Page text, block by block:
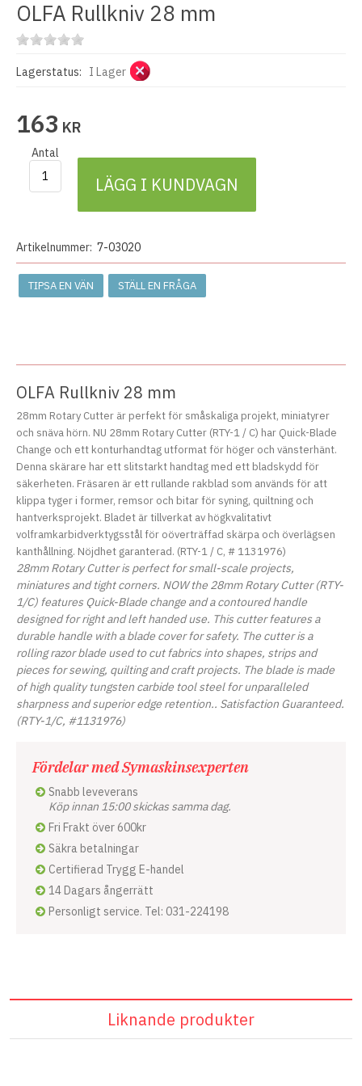
OLFA Rullkniv 28 mm
Lagerstatus: I Lager
163 KR
Antal
LÄGG I KUNDVAGN
Artikelnummer: 7-03020
TIPSA EN VÄN STÄLL EN FRÅGA
OLFA Rullkniv 28 mm
28mm Rotary Cutter är perfekt för småskaliga projekt, miniatyrer
och snäva hörn. NU 28mm Rotary Cutter (RTY-1 / C) har Quick-Blade
Change och ett konturhandtag utformat för höger och vänsterhänt.
Denna skärare har ett slitstarkt handtag med ett bladskydd för
säkerheten. Fräsaren är ett rullande rakblad som används för att
klippa tyger i former, remsor och bitar för syning, quiltning och
hantverksprojekt. Bladet är tillverkat av högkvalitativt
volframkarbidverktygsstål för oöverträffad skärpa och överlägsen
kanthållning. Nöjdhet garanterad. (RTY-1 / C, # 1131976)
28mm Rotary Cutter is perfect for small-scale projects,
miniatures and tight corners. NOW the 28mm Rotary Cutter (RTY-
1/C) features Quick-Blade change and a contoured handle
designed for right and left handed use. This cutter features a
durable handle with a blade cover for safety. The cutter is a
rolling razor blade used to cut fabrics into shapes, strips and
pieces for sewing, quilting and craft projects. The blade is made
of high quality tungsten carbide tool steel for unparalleled
sharpness and superior edge retention.. Satisfaction Guaranteed.
(RTY-1/C, #1131976)
Fördelar med Symaskinsexperten
Snabb leveverans
Köp innan 15:00 skickas samma dag.
Fri Frakt över 600kr
Säkra betalningar
Certifierad Trygg E-handel
14 Dagars ångerrätt
Personligt service. Tel: 031-224198
Liknande produkter